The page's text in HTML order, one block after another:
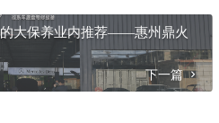
择。
分享链接：https://dhrefit.com/7511/